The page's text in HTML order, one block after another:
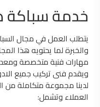
خدمة سباكة
يتطلب العمل في مجال
والخبرة لما يحتويه هذا
مهارات فنية متخصصة
ويقدم فنى تركيب جميع
لدينا مجموعة متكاملة من
العملاء وتشمل: